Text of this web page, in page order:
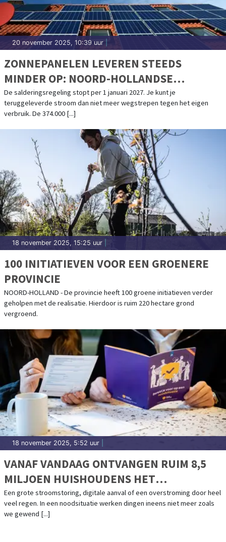
20 november 2025, 10:39 uur
ZONNEPANELEN LEVEREN STEEDS
MINDER OP: NOORD-HOLLANDSE
HUISHOUDENS GEMIDDELD € 189 MINDER
OPBRENGST IN 2027
De salderingsregeling stopt per 1 januari 2027. Je kunt je
teruggeleverde stroom dan niet meer wegstrepen tegen het eigen
verbruik. De 374.000 [...]
18 november 2025, 15:25 uur
100 INITIATIEVEN VOOR EEN GROENERE
PROVINCIE
NOORD-HOLLAND - De provincie heeft 100 groene initiatieven verder
geholpen met de realisatie. Hierdoor is ruim 220 hectare grond
vergroend.
18 november 2025, 5:52 uur
VANAF VANDAAG ONTVANGEN RUIM 8,5
MILJOEN HUISHOUDENS HET
INFORMATIEBOEKJE 'BEREID JE VOOR OP
EEN NOODSITUATIE'
Een grote stroomstoring, digitale aanval of een overstroming door heel
veel regen. In een noodsituatie werken dingen ineens niet meer zoals
we gewend [...]